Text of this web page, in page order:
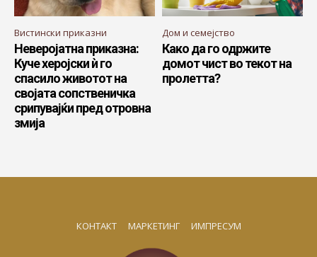
Вистински приказни
Неверојатна приказна:
Куче херојски ѝ го
спасило животот на
својата сопственичка
срипувајќи пред отровна
змија
Дом и семејство
Како да го одржите
домот чист во текот на
пролетта?
КОНТАКТ МАРКЕТИНГ ИМПРЕСУМ